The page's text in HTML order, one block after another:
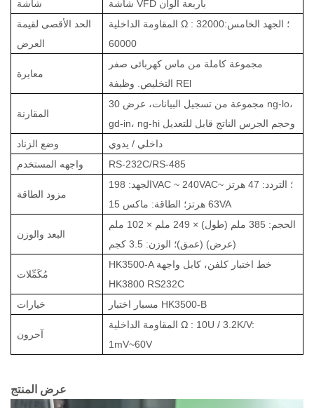
شاشة
شاشة VFD بأربعة ألوان
الحد الأقصى لقيمة
العرض
المقاومة الداخلية Ω : 32000؛ الجهد الخامس:
60000
معايرة
مجموعة كاملة من ماس كهربائى صفر
التخليص. وظيفة REl
المقارنة
30 مجموعة من تسجيل البيانات، عرض ng-lo،
gd-in، ng-hi وحجم الجرس الناتج قابل للتعديل
وضع الزناد
داخلي / يدوي
واجهه المستخدم
RS-232C/RS-485
مزود الطاقة
الجهد: 198VAC ~ 240VAC؛ التردد: 47 هرتز ~
63 هرتز؛ الطاقة: ماكس 15VA
البعد والوزن
الحجم: 385 ملم (طول) × 249 ملم × 102 ملم
(عرض) (عمق)؛ الوزن: 3.5 كجم
مُكَمِّلات
HK3500-A خط اختبار كلفن، كابل واجهة
HK3800 RS232C
خيارات
مسبار اختبار HK3500-B
آحرون
المقاومة الداخلية Ω : 10U / 3.2K/V:
1mV~60V
عرض المنتج